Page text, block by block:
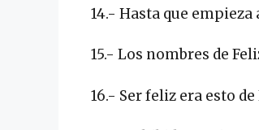
14.- Hasta que
15.- Los nombres de
16.- Ser feliz era esto